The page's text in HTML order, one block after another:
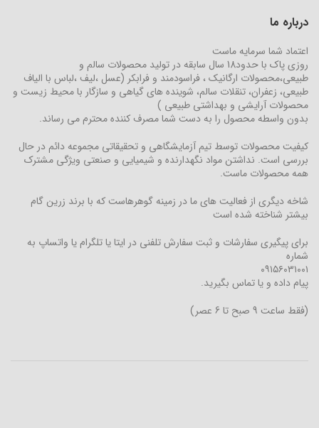
درباره ما
اعتماد شما سرمایه ماست
روزی پاک با حدود18 سال سابقه در تولید محصولات سالم و
طبیعی،محصولات ارگانیک ، فراسودمند و فرابکر (عسل ،لیف ،لباس با الیاف
طبیعی، زعفران، تنقلات سالم، شوینده های گیاهی و سازگار با محیط زیست و
محصولات آرایشی و بهداشتی طبیعی )
بدون واسطه محصول را به دست شما مصرف کننده محترم می رساند.
کیفیت محصولات توسط تیم آزمایشگاهی و تحقیقاتی مجموعه دائم در حال
بررسی است. نداشتن مواد نگهدارنده و شیمیایی و صنعتی ویژگی مشترک
همه محصولات ماست.
شاخه دیگری از فعالیت های ما در زمینه گوهرهاست که با برند زرین گام
بیشتر شناخته شده است
برای پیگیری سفارشات و ثبت سفارش تلفنی در ایتا یا تلگرام یا واتساپ به
شماره
۰۹۱۵۶۰۳۱۰۰۱
پیام داده و یا تماس بگیرید.
(فقط ساعت 9 صبح تا 6 عصر)